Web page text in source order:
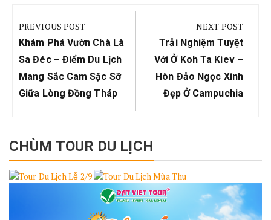
hướng
bài
viết
PREVIOUS POST
Previous
Post:
Khám Phá Vườn Chà Là
Sa Đéc – Điểm Du Lịch
Mang Sắc Cam Sặc Sỡ
Giữa Lòng Đồng Tháp
NEXT POST
Next
Post:
Trải Nghiệm Tuyệt
Với Ở Koh Ta Kiev –
Hòn Đảo Ngọc Xinh
Đẹp Ở Campuchia
CHÙM TOUR DU LỊCH